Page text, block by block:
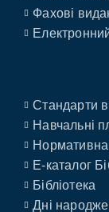
Фахові
Стандарти
Навчальні
Нормативна
E-каталог
Бібліотека
Дні